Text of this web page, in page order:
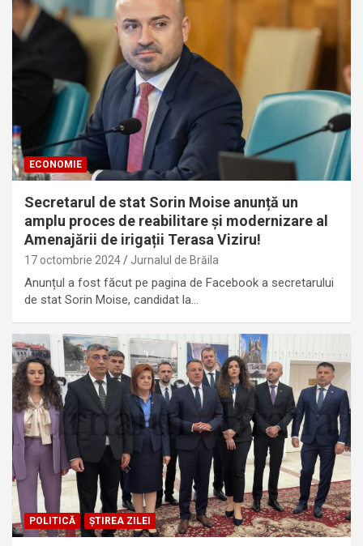
ECONOMIE
Secretarul de stat Sorin Moise anunță un
amplu proces de reabilitare și modernizare al
Amenajării de irigații Terasa Viziru!
17 octombrie 2024 Jurnalul de Brăila
Anunțul a fost făcut pe pagina de Facebook a secretarului
de stat Sorin Moise, candidat la…
POLITICĂ ȘTIREA ZILEI